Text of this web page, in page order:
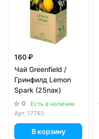
160 ₽
Чай Greenfield /
Гринфилд Lemon
Spark (25пак)
0
Есть в наличии
Арт. 17740
В корзину